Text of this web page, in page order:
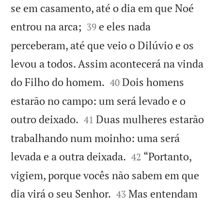
se em casamento, até o dia em que Noé
entrou na arca; 

39 e eles nada
perceberam, até que veio o Dilúvio e os
levou a todos. Assim acontecerá na vinda
do Filho do homem. 

40 Dois homens
estarão no campo: um será levado e o
outro deixado. 

41 Duas mulheres estarão
trabalhando num moinho: uma será
levada e a outra deixada. 

42 “Portanto,
vigiem, porque vocês não sabem em que
dia virá o seu Senhor. 

43 Mas entendam